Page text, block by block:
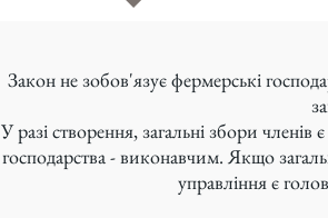
Закон не зобов'язує фермерські
У разі створення, загальні збори
господарства - виконавчим. Якщо
управління є